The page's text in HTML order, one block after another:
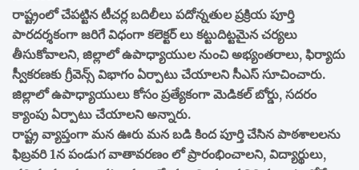
రాష్ట్రంలో చేపట్టిన టీచర్ల బదిలీలు పదోన్నతుల ప్రక్రియ పూర్తి
పారదర్శకంగా జరిగే విధంగా కలెక్టర్ లు కట్టుదిట్టమైన చర్యలు
తీసుకోవాలని, జిల్లాలో ఉపాధ్యాయుల నుంచి అభ్యంతరాలు, ఫిర్యాదు
స్వీకరణకు గ్రీవెన్స్ విభాగం ఏర్పాటు చేయాలని సీఎస్ సూచించారు.
జిల్లాలో ఉపాధ్యాయులు కోసం ప్రత్యేకంగా మెడికల్ బోర్డు, సదరం
క్యాంపు ఏర్పాటు చేయాలని అన్నారు.
రాష్ట్ర వ్యాప్తంగా మన ఊరు మన బడి కింద పూర్తి చేసిన పాఠశాలలను
ఫిబ్రవరి 1న పండుగ వాతావరణం లో ప్రారంభించాలని, విద్యార్థులు,